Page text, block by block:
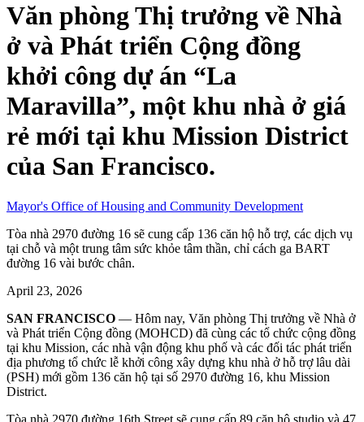
Văn phòng Thị trưởng về Nhà
ở và Phát triển Cộng đồng
khởi công dự án “La
Maravilla”, một khu nhà ở giá
rẻ mới tại khu Mission District
của San Francisco.
Mayor's Office of Housing and Community Development
Tòa nhà 2970 đường 16 sẽ cung cấp 136 căn hộ hỗ trợ, các dịch vụ
tại chỗ và một trung tâm sức khỏe tâm thần, chỉ cách ga BART
đường 16 vài bước chân.
April 23, 2026
SAN FRANCISCO — Hôm nay, Văn phòng Thị trưởng về Nhà ở
và Phát triển Cộng đồng (MOHCD) đã cùng các tổ chức cộng đồng
tại khu Mission, các nhà vận động khu phố và các đối tác phát triển
địa phương tổ chức lễ khởi công xây dựng khu nhà ở hỗ trợ lâu dài
(PSH) mới gồm 136 căn hộ tại số 2970 đường 16, khu Mission
District.
Tòa nhà 2970 đường 16th Street sẽ cung cấp 89 căn hộ studio và 47